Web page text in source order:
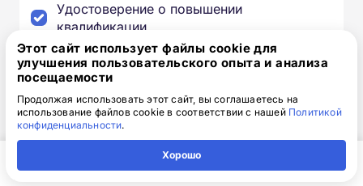
Удостоверение о повышении
квалификации
Выписку из протокола обучения
Внесение данных в федеральный реестр
ФРДО
Этот сайт использует файлы cookie для
улучшения пользовательского опыта и анализа
посещаемости
Продолжая использовать этот сайт, вы соглашаетесь на
использование файлов cookie в соответствии с нашей Политикой
конфиденциальности.
Хорошо